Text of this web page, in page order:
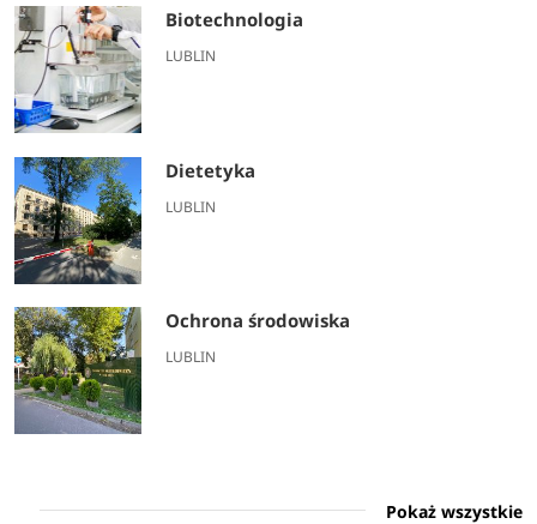
Biotechnologia
LUBLIN
Dietetyka
LUBLIN
Ochrona środowiska
LUBLIN
Pokaż wszystkie